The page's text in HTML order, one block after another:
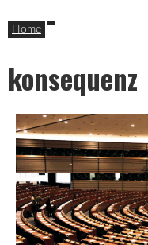
Home
konsequenz